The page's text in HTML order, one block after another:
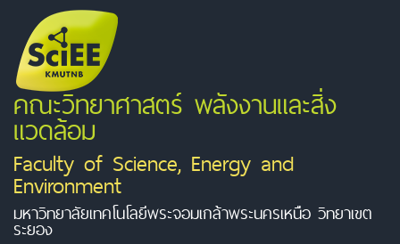
คณะวิทยาศาสตร์ พลังงานและสิ่ง
แวดล้อม
Faculty of Science, Energy and
Environment
มหาวิทยาลัยเทคโนโลยีพระจอมเกล้าพระนครเหนือ วิทยาเขต
ระยอง